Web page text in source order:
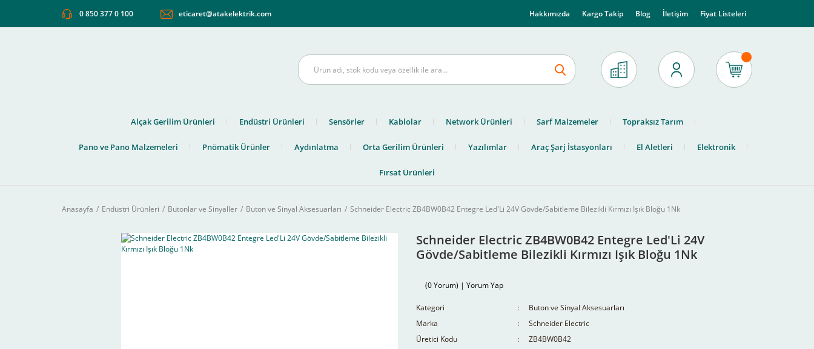
0 850 377 0 100 eticaret@atakelektrik.com Hakkımızda Kargo Takip Blog İletişim Fiyat Listeleri
Alçak Gerilim Ürünleri Endüstri Ürünleri Sensörler Kablolar Network Ürünleri Sarf Malzemeler Topraksız Tarım
Pano ve Pano Malzemeleri Pnömatik Ürünler Aydınlatma Orta Gerilim Ürünleri Yazılımlar Araç Şarj İstasyonları El Aletleri Elektronik
Fırsat Ürünleri
Anasayfa Endüstri Ürünleri Butonlar ve Sinyaller Buton ve Sinyal Aksesuarları Schneider Electric ZB4BW0B42 Entegre Led'Li 24V Gövde/Sabitleme Bilezikli Kırmızı Işık Bloğu 1Nk
Schneider Electric ZB4BW0B42 Entegre Led'Li 24V
Gövde/Sabitleme Bilezikli Kırmızı Işık Bloğu 1Nk
(0 Yorum) | Yorum Yap
Kategori
Buton ve Sinyal Aksesuarları
Marka
Schneider Electric
Üretici Kodu
ZB4BW0B42